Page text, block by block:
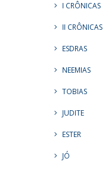
I CRÔNICAS
II CRÔNICAS
ESDRAS
NEEMIAS
TOBIAS
JUDITE
ESTER
JÓ